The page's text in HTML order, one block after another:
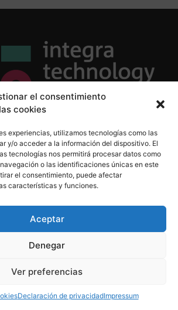
el consentimiento
cookies
experiencias, utilizamos tecnologías como las
y/o acceder a la información del dispositivo. El
tecnologías nos permitirá procesar datos como
o las identificaciones únicas en este
el consentimiento, puede afectar
características y funciones.
Aceptar
Denegar
Ver preferencias
Declaración de privacidadImpressum
Política de Cookies
Aviso Legal
910 607 564
derechos reservados